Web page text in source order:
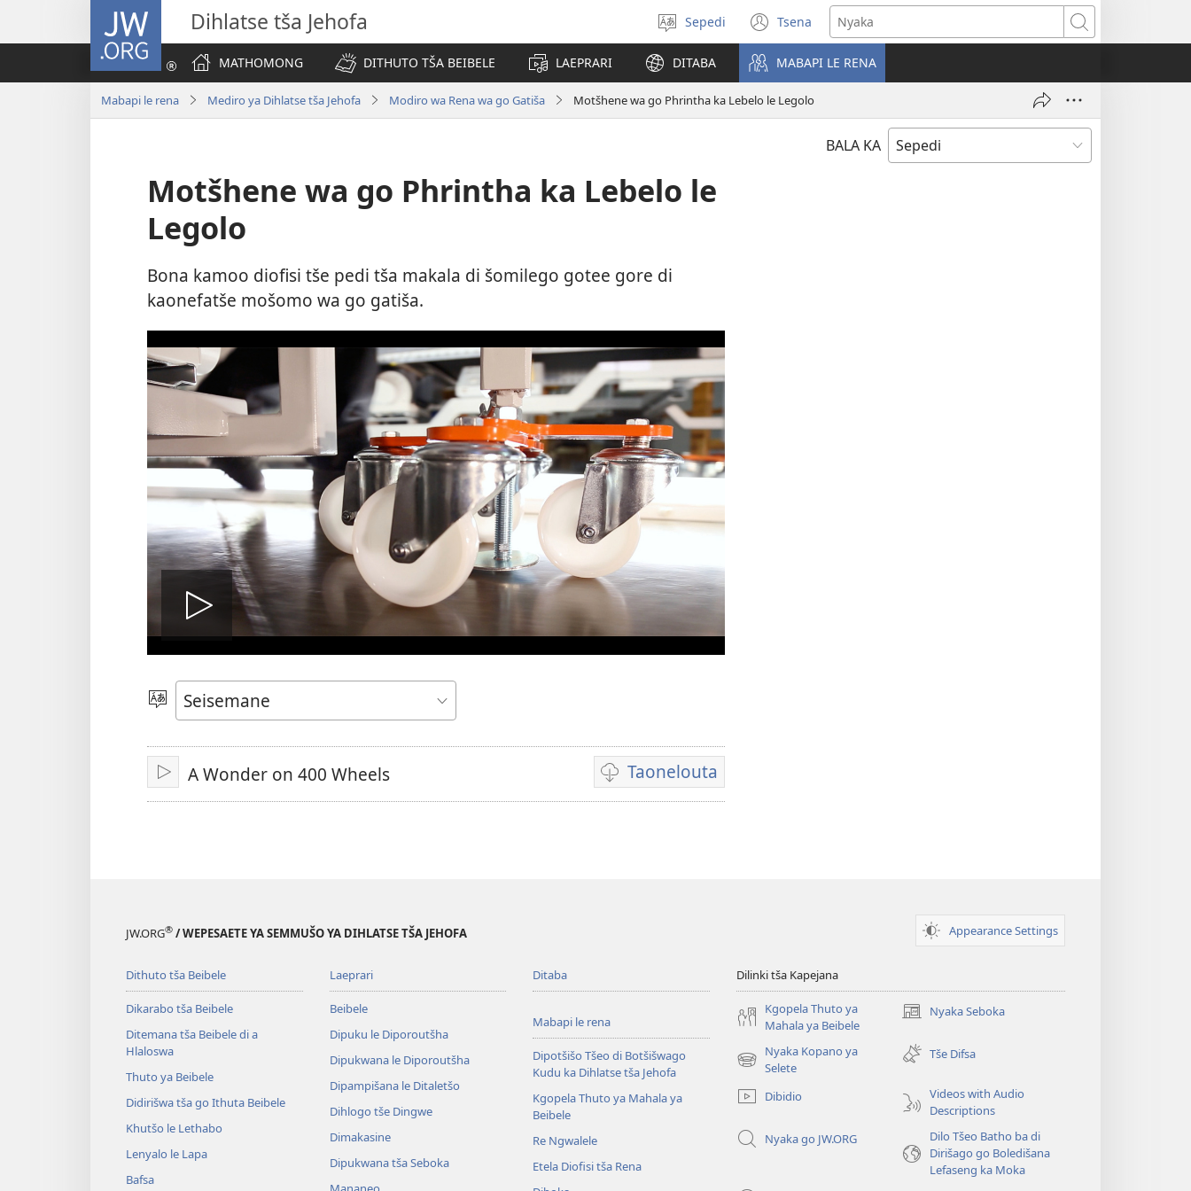
JW.ORG Dihlatse tša Jehofa
Kgetha
leleme
Sepedi Tsena
(opens
new
window)
Nyaka
MATHOMONG
DITHUTO TŠA BEIBELE LAEPRARI DITABA MABAPI LE RENA
Mabapi le rena Mediro ya Dihlatse tša Jehofa Modiro wa Rena wa go Gatiša Motšhene wa go Phrintha ka Lebelo le Legolo
BALA KA
Motšhene wa go Phrintha ka Lebelo le
Legolo
Bona kamoo diofisi tše pedi tša makala di šomilego gotee gore di
kaonefatše mošomo wa go gatiša.
Play
video
Kgetha
Leleme
Bapala
A Wonder on 400 Wheels Taonelouta
Mekgwa
ya
JW.ORG® / WEPESAETE YA SEMMUŠO YA DIHLATSE TŠA JEHOFA Appearance Settings
Dithuto tša Beibele
Dikarabo tša Beibele
Ditemana tša Beibele di a
Hlaloswa
Thuto ya Beibele
Didirišwa tša go Ithuta Beibele
Khutšo le Lethabo
Lenyalo le Lapa
Bafsa
Laeprari
Beibele
Dipuku le Diporoutšha
Dipukwana le Diporoutšha
Dipampišana le Ditaletšo
Dihlogo tše Dingwe
Dimakasine
Dipukwana tša Seboka
Ditaba
Mabapi le rena
Dipotšišo Tšeo di Botšišwago
Kudu ka Dihlatse tša Jehofa
Kgopela Thuto ya Mahala ya
Beibele
Re Ngwalele
Etela Diofisi tša Rena
Dilinki tša Kapejana
Kgopela Thuto ya
Mahala ya Beibele
Nyaka Seboka
(opens
window)
Nyaka Kopano ya
Selete
(opens
window)
Tše Difsa
Dibidio
Videos with Audio
Descriptions
Nyaka go JW.ORG
Dilo Tšeo Batho ba di
Dirišago go Boledišana
Lefaseng ka Moka